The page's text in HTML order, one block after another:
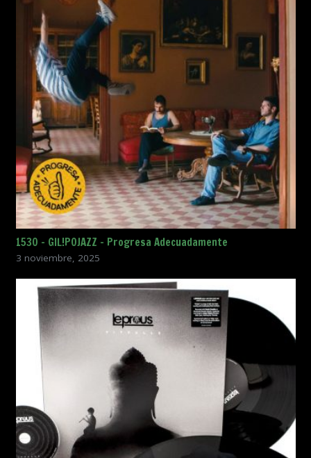
1530 – GIL!POJAZZ – Progresa Adecuadamente
3 noviembre, 2025